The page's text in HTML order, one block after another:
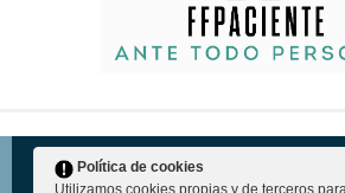
© 2026
Política de cookies
Utilizamos cookies propias y de terceros